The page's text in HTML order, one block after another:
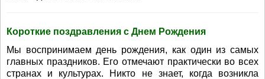
Короткие поздравления с Днем Рождения
Мы воспринимаем день рождения, как один из самых
главных праздников. Его отмечают практически во всех
странах и культурах. Никто не знает, когда возникла